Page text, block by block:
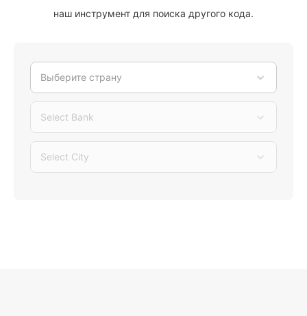
наш инструмент для поиска другого кода.
Выберите страну
Select Bank
Select City